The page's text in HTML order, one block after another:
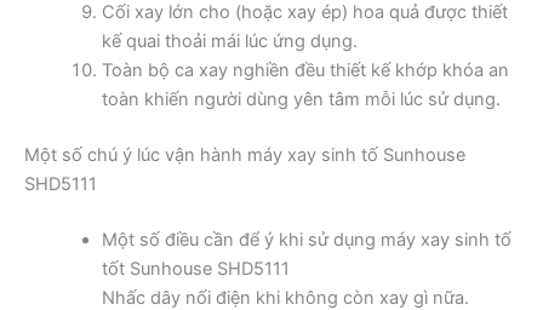
Cối xay lớn cho (hoặc xay ép) hoa quả được thiết
kế quai thoải mái lúc ứng dụng.
Toàn bộ ca xay nghiền đều thiết kế khớp khóa an
toàn khiến người dùng yên tâm mỗi lúc sử dụng.
Một số chú ý lúc vận hành máy xay sinh tố Sunhouse
SHD5111
Một số điều cần để ý khi sử dụng máy xay sinh tố
tốt Sunhouse SHD5111
Nhấc dây nối điện khi không còn xay gì nữa.